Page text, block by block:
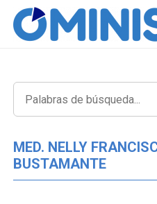
MED. NELLY
BUSTAMANTE